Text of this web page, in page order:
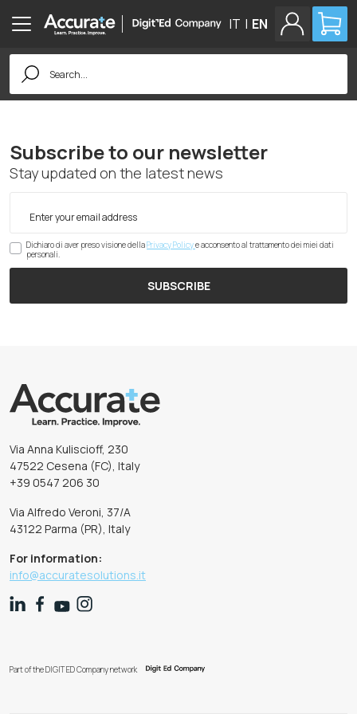
IT | EN
Search
for:
Subscribe to our newsletter
Stay updated on the latest news
Dichiaro di aver preso visione dellaPrivacy Policye acconsento al trattamento dei miei dati
personali.
SUBSCRIBE
Via Anna Kuliscioff, 230
47522 Cesena (FC), Italy
+39 0547 206 30
Via Alfredo Veroni, 37/A
43122 Parma (PR), Italy
For information:
info@accuratesolutions.it
Part of the DIGIT ED Company network